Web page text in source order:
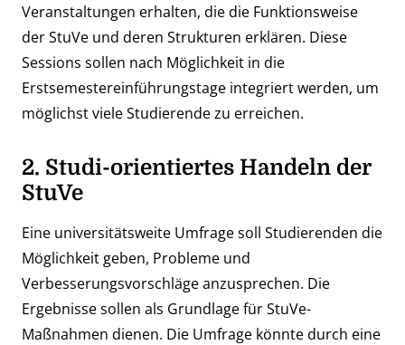
Veranstaltungen erhalten, die die Funktionsweise
der StuVe und deren Strukturen erklären. Diese
Sessions sollen nach Möglichkeit in die
Erstsemestereinführungstage integriert werden, um
möglichst viele Studierende zu erreichen.
2. Studi-orientiertes Handeln der
StuVe
Eine universitätsweite Umfrage soll Studierenden die
Möglichkeit geben, Probleme und
Verbesserungsvorschläge anzusprechen. Die
Ergebnisse sollen als Grundlage für StuVe-
Maßnahmen dienen. Die Umfrage könnte durch eine